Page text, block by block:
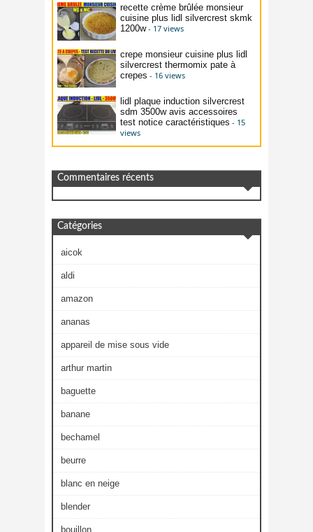
recette crème brûlée monsieur
cuisine plus lidl silvercrest skmk
1200w - 17 views
crepe monsieur cuisine plus lidl
silvercrest thermomix pate à
crepes - 16 views
lidl plaque induction silvercrest
sdm 3500w avis accessoires
test notice caractéristiques - 15
views
Commentaires récents
Catégories
aicok
aldi
amazon
ananas
appareil de mise sous vide
arthur martin
baguette
banane
bechamel
beurre
blanc en neige
blender
bouillon